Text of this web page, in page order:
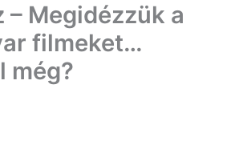
– Megidézzük a
filmeket…
még?